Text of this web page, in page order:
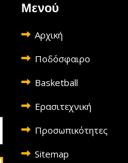
Μενού
Αρχική
Ποδόσφαιρο
Basketball
Ερασιτεχνική
Προσωπικότητες
Sitemap